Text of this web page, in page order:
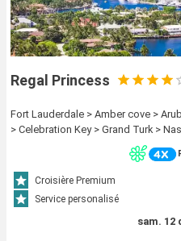
Regal Princess
Fort Lauderdale > Amber cove >
> Celebration Key > Grand Turk >
Croisière Premium
Service personalisé
sam. 12